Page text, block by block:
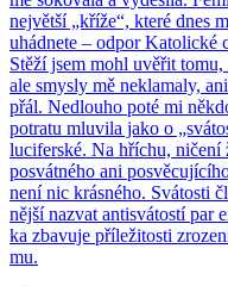
nej­vět­ší „kříže“, které dnes
uhád­ne­te – odpor Ka­to­lic­ké
Stěží jsem mohl uvě­řit
ale smys­ly mě ne­kla­ma­ly,
přál. Ne­dlou­ho poté mi
po­tra­tu mlu­vi­la jako o
lu­ci­fer­ské. Na hří­chu, ni­če­ní
po­svát­né­ho ani
není nic krás­né­ho. Svá­tos­ti
něj­ší na­zvat an­tisvá­tos­tí par
ka zba­vu­je pří­le­ži­tos­ti
mu.